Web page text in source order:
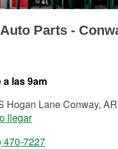
Parts -
a las 9am
Hogan Lane Conway,
llegar
470-7227